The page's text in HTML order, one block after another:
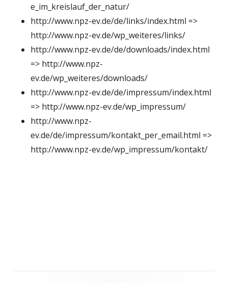
e_im_kreislauf_der_natur/
http://www.npz-ev.de/de/links/index.html =>
http://www.npz-ev.de/wp_weiteres/links/
http://www.npz-ev.de/de/downloads/index.html
=> http://www.npz-
ev.de/wp_weiteres/downloads/
http://www.npz-ev.de/de/impressum/index.html
=> http://www.npz-ev.de/wp_impressum/
http://www.npz-
ev.de/de/impressum/kontakt_per_email.html =>
http://www.npz-ev.de/wp_impressum/kontakt/